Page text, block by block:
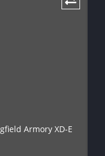
Armory XD-E